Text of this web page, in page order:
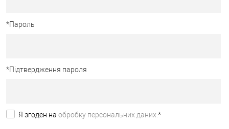
*Пароль
*Підтвердження пароля
Я згоден на обробку персональних даних. *